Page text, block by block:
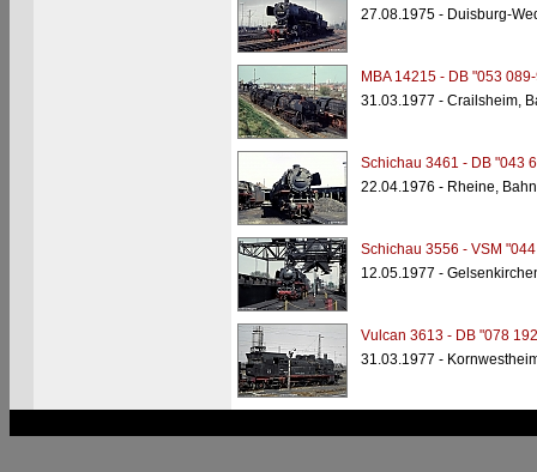
27.08.1975 - Duisburg-
MBA 14215 - DB "053
31.03.1977 - Crailsheim,
Schichau 3461 - DB "043
22.04.1976 - Rheine,
Schichau 3556 - VSM
12.05.1977 -
Vulcan 3613 - DB "078
31.03.1977 -